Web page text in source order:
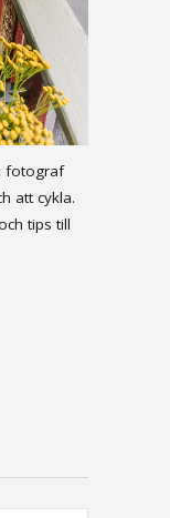
fotograf
att cykla.
tips till